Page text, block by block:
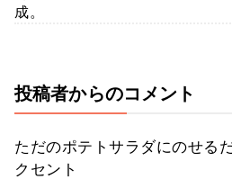
成。
投稿者からのコメント
ただのポテトサラダにのせる
クセント